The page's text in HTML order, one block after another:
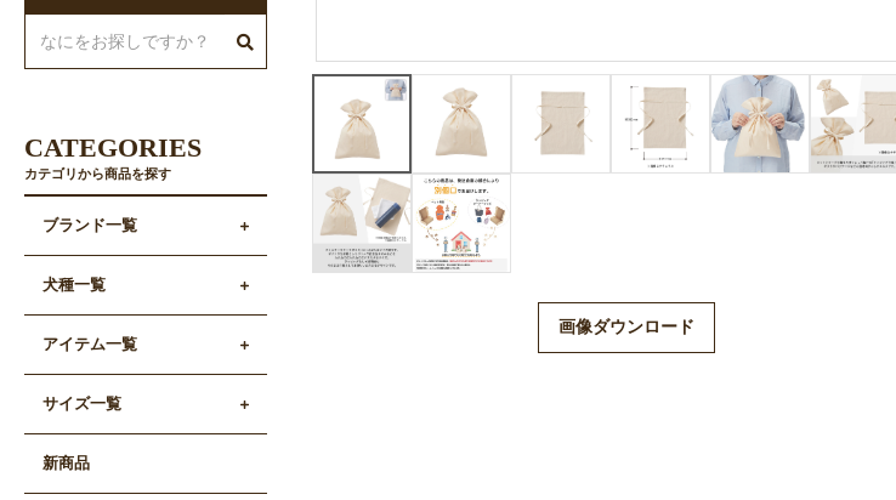
画像ダウンロード
CATEGORIES
カテゴリから商品を探す
ブランド一覧
犬種一覧
アイテム一覧
サイズ一覧
新商品